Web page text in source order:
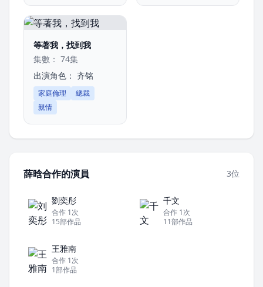
等著我，找到我
集數： 74集
出演角色： 齐铭
家庭倫理
總裁
親情
薛晗合作的演員 3位
劉奕彤
合作 1次
15部作品
千文
合作 1次
11部作品
王雅南
合作 1次
1部作品